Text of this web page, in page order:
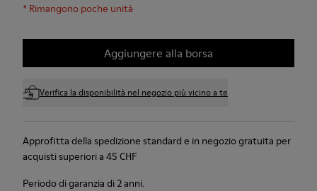
* Rimangono poche unità
Aggiungere alla borsa
Verifica la disponibilità nel negozio più vicino a te
Approfitta della spedizione standard e in negozio gratuita per
acquisti superiori a 45 CHF
Periodo di garanzia di 2 anni.